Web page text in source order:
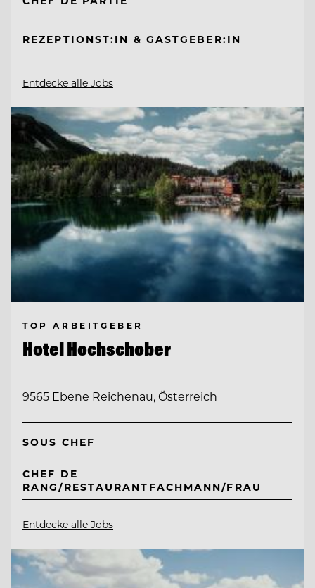
REZEPTIONST:IN & GASTGEBER:IN
Entdecke alle Jobs
TOP ARBEITGEBER
Hotel Hochschober
9565 Ebene Reichenau, Österreich
SOUS CHEF
CHEF DE
RANG/RESTAURANTFACHMANN/FRAU
Entdecke alle Jobs